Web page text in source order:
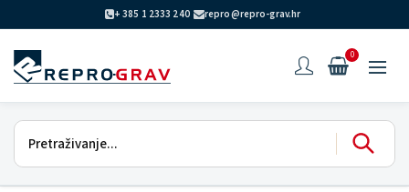
+ 385 1 2333 240 repro@repro-grav.hr
0